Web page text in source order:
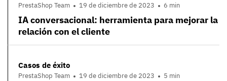
PrestaShop Team 19 de diciembre de 2023 6 min
IA conversacional: herramienta para mejorar la
relación con el cliente
Casos de éxito
PrestaShop Team 19 de diciembre de 2023 5 min